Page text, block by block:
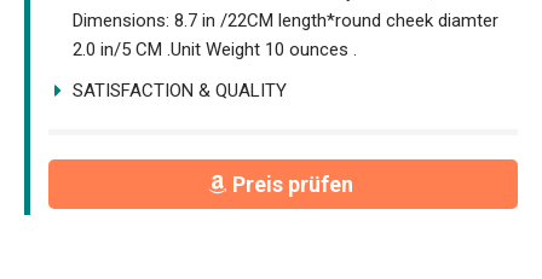
Dimensions: 8.7 in /22CM length*round cheek diamter
2.0 in/5 CM .Unit Weight 10 ounces .
SATISFACTION & QUALITY
Preis prüfen